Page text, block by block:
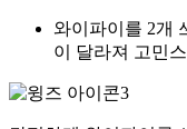
와이파이를 2개
이 달라져 고민